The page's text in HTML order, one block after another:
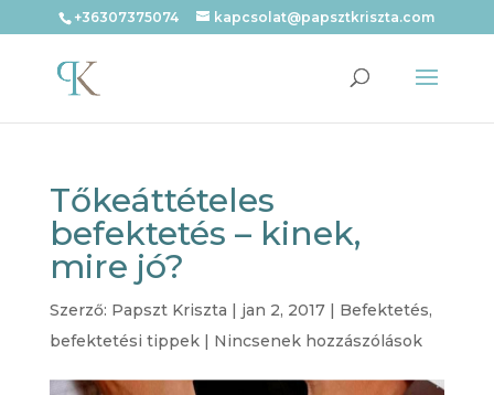
+36307375074 kapcsolat@papsztkriszta.com
Tőkeáttételes
befektetés – kinek,
mire jó?
Szerző: Papszt Kriszta | jan 2, 2017| Befektetés,
befektetési tippek| Nincsenek hozzászólások